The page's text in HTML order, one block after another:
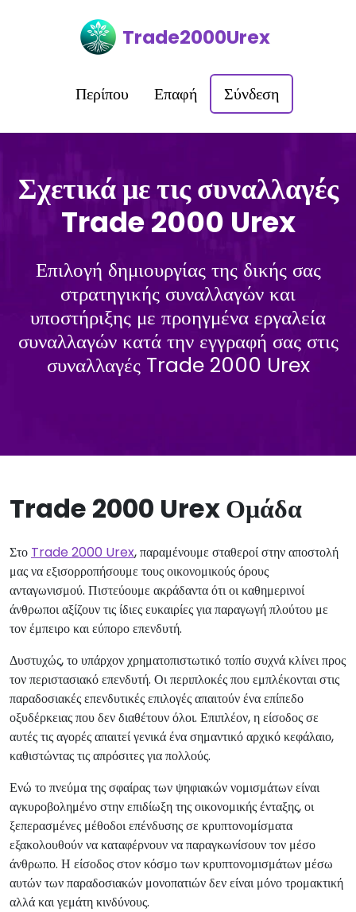
Trade2000Urex
Περίπου Επαφή Σύνδεση
Σχετικά με τις συναλλαγές
Trade 2000 Urex
Επιλογή δημιουργίας της δικής σας
στρατηγικής συναλλαγών και
υποστήριξης με προηγμένα εργαλεία
συναλλαγών κατά την εγγραφή σας στις
συναλλαγές Trade 2000 Urex
Trade 2000 Urex Ομάδα
Στο Trade 2000 Urex, παραμένουμε σταθεροί στην αποστολή
μας να εξισορροπήσουμε τους οικονομικούς όρους
ανταγωνισμού. Πιστεύουμε ακράδαντα ότι οι καθημερινοί
άνθρωποι αξίζουν τις ίδιες ευκαιρίες για παραγωγή πλούτου με
τον έμπειρο και εύπορο επενδυτή.
Δυστυχώς, το υπάρχον χρηματοπιστωτικό τοπίο συχνά κλίνει προς
τον περιστασιακό επενδυτή. Οι περιπλοκές που εμπλέκονται στις
παραδοσιακές επενδυτικές επιλογές απαιτούν ένα επίπεδο
οξυδέρκειας που δεν διαθέτουν όλοι. Επιπλέον, η είσοδος σε
αυτές τις αγορές απαιτεί γενικά ένα σημαντικό αρχικό κεφάλαιο,
καθιστώντας τις απρόσιτες για πολλούς.
Ενώ το πνεύμα της σφαίρας των ψηφιακών νομισμάτων είναι
αγκυροβολημένο στην επιδίωξη της οικονομικής ένταξης, οι
ξεπερασμένες μέθοδοι επένδυσης σε κρυπτονομίσματα
εξακολουθούν να καταφέρνουν να παραγκωνίσουν τον μέσο
άνθρωπο. Η είσοδος στον κόσμο των κρυπτονομισμάτων μέσω
αυτών των παραδοσιακών μονοπατιών δεν είναι μόνο τρομακτική
αλλά και γεμάτη κινδύνους.